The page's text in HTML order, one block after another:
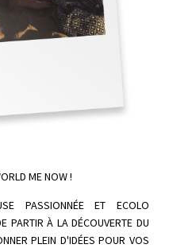
ME NOW !
PASSIONNÉE ET ECOLO
PARTIR À LA DÉCOUVERTE DU
PLEIN D'IDÉES POUR VOS